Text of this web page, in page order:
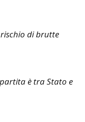
rischio di brutte
è tra Stato e